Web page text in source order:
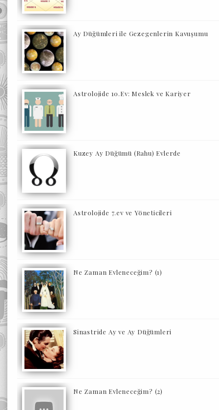
Ay Düğümleri ile Gezegenlerin Kavuşumu
Astrolojide 10.Ev: Meslek ve Kariyer
Kuzey Ay Düğümü (Rahu) Evlerde
Astrolojide 7.ev ve Yöneticileri
Ne Zaman Evleneceğim? (1)
Sinastride Ay ve Ay Düğümleri
Ne Zaman Evleneceğim? (2)